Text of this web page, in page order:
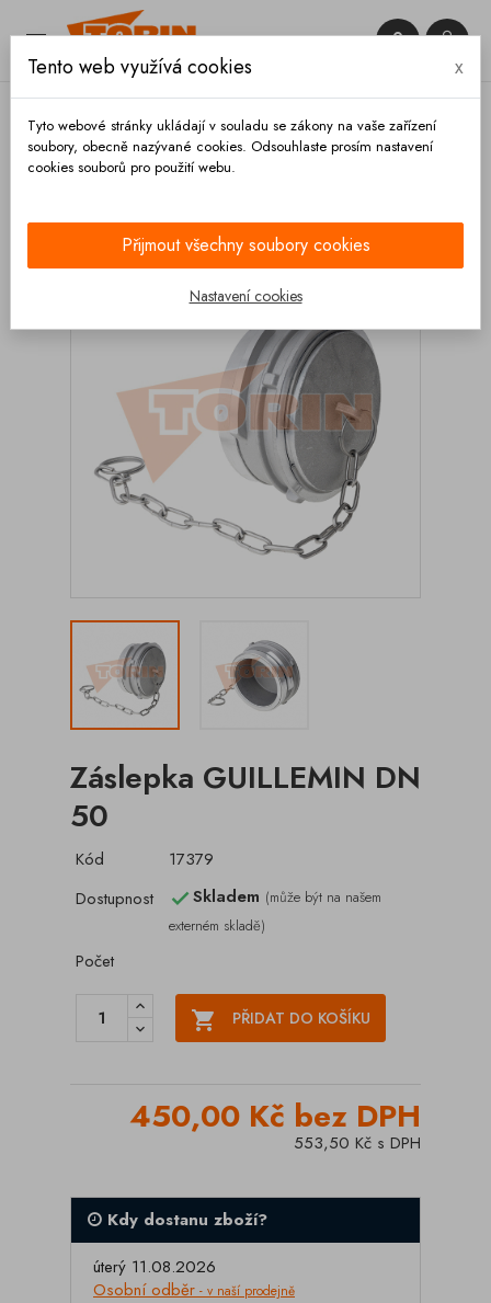
 

Záslepka GUILLEMIN DN
50
Kód
17379
Dostupnost
Skladem (může být na našem
externém skladě)
Počet
 PŘIDAT DO KOŠÍKU
450,00 Kč bez DPH
553,50 Kč s DPH
Kdy dostanu zboží?
úterý 11.08.2026
Osobní odběr - v naší prodejně
Tento web využívá cookies x
Tyto webové stránky ukládají v souladu se zákony na vaše zařízení
soubory, obecně nazývané cookies. Odsouhlaste prosím nastavení
cookies souborů pro použití webu.
Přijmout všechny soubory cookies
Nastavení cookies